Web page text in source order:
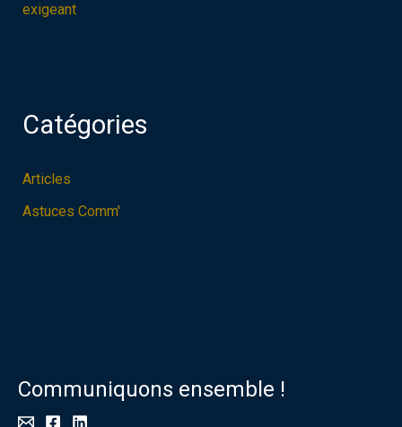
exigeant
Catégories
Articles
Astuces Comm'
Communiquons ensemble !